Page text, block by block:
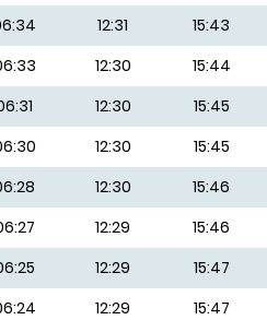
12:31 15:43
12:30 15:44
12:30 15:45
12:30 15:45
12:30 15:46
12:29 15:46
12:29 15:47
12:29 15:47